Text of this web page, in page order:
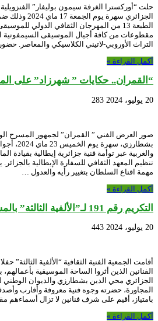
حلت “أوركسترا الغرفة سيمون بوليفار”
الجزائري سهرة
الطبعة 13 من المهرجان الثقافي الدولي
مقطوعات من كافة أجيال الموسيقى السيمفونية
التراث الأوروبي-لاتيني الكلاسيكي والمعاصر.
أكمل القراءة »
“القمران.. حكايات ” شهرزاد” على
20 يوليو، 2024 283
صور العرض الفني ” القمران” لجمهور المسرح
بشطارزي،
والغربية عبر توأمة فنية جزائرية إيطالية بقيادة
تنظيم المعهد الثقافي للسفارة الإيطالية
مهمة اقناع السلطان بتغيير رأيه والعدول …
أكمل القراءة »
التكريم رقم 191 لـ”الألفية الثالثة” بالمسرح الوطني الجزائري
20 يوليو، 2024 443
أقامت الجمعية الفنية الثقافية “الألفية
الفنانين الذين أثروا الساحة الموسيقية
الجزائري محي الدين بشطارزي والديوان
المجاورة، حضرته وجوه فنية معروفة وأقارب
بامتياز، أقيم على شرف فنانين لا تزال أسماءهم
أكمل القراءة »